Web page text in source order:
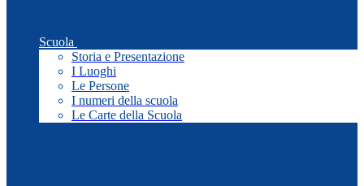
Scuola
Storia e Presentazione
I Luoghi
Le Persone
I numeri della scuola
Le Carte della Scuola